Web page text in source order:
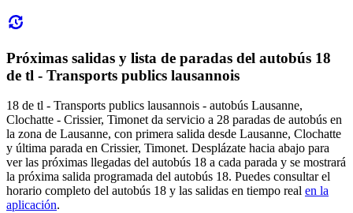
Próximas salidas y lista de paradas del autobús 18
de tl - Transports publics lausannois
18 de tl - Transports publics lausannois - autobús Lausanne,
Clochatte - Crissier, Timonet da servicio a 28 paradas de autobús en
la zona de Lausanne, con primera salida desde Lausanne, Clochatte
y última parada en Crissier, Timonet. Desplázate hacia abajo para
ver las próximas llegadas del autobús 18 a cada parada y se mostrará
la próxima salida programada del autobús 18. Puedes consultar el
horario completo del autobús 18 y las salidas en tiempo real en la
aplicación.